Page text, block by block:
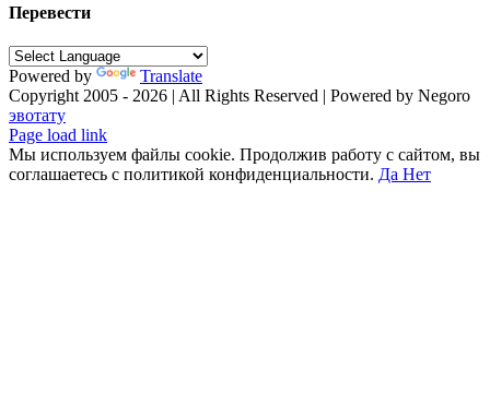
Перевести
Powered by
Translate
Copyright 2005 - 2026 | All Rights Reserved | Powered by Negoro
эвотату
Facebook
X
Instagram
Pinterest
Vk
Tiktok
Telegram
YouTube
Email
Phone
Page load link
Мы используем файлы cookie. Продолжив работу с сайтом, вы
соглашаетесь с политикой конфиденциальности. Да Нет